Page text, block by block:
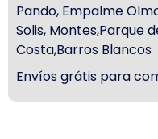
Pando, Empalme
Solis, Montes,Parque
Costa,Barros Blancos
Envíos grátis para